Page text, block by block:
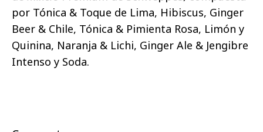
por Tónica & Toque de Lima, Hibiscus, Ginger
Beer & Chile, Tónica & Pimienta Rosa, Limón y
Quinina, Naranja & Lichi, Ginger Ale & Jengibre
Intenso y Soda.